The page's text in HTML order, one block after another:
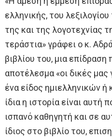
ελληνικής, του
της και της λογοτεχνίας
τεράστια» γράφει ο κ.
βιβλίου του, μια επίδραση
αποτέλεσμα «οι δικές
ένα είδος ημιελληνικών
ίδια η ιστορία είναι αυτή
ισπανό καθηγητή και σε
ίδιος στο βιβλίο του,